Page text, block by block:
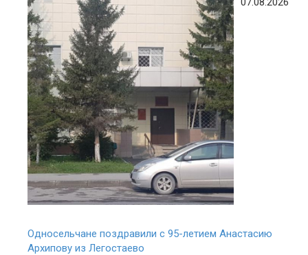
Односельчане поздравили с 95-летием Анастасию
Архипову из Легостаево